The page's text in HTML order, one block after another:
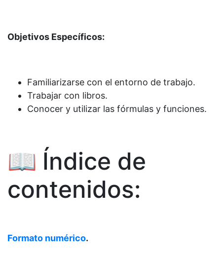
Objetivos Específicos:
Familiarizarse con el entorno de trabajo.
Trabajar con libros.
Conocer y utilizar las fórmulas y funciones.
📖 Índice de
contenidos:
Formato numérico.